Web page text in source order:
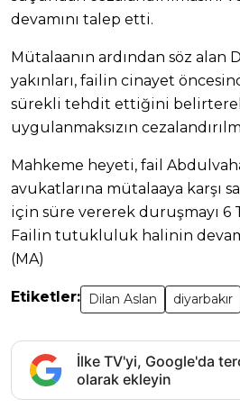
devamını talep etti.
Mütalaanın ardından söz alan
yakınları, failin cinayet
sürekli tehdit ettiğini
uygulanmaksızın
Mahkeme heyeti, fail
avukatlarına mütalaaya karşı
için süre vererek duruşmayı 6
Failin tutukluluk halinin
(MA)
Etiketler: Dilan Aslan diyarbakır
İlke TV'yi, Google'da
olarak ekleyin